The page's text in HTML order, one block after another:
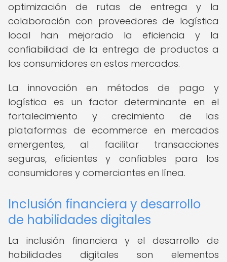
optimización de rutas de entrega y la
colaboración con proveedores de logística
local han mejorado la eficiencia y la
confiabilidad de la entrega de productos a
los consumidores en estos mercados.
La innovación en métodos de pago y
logística es un factor determinante en el
fortalecimiento y crecimiento de las
plataformas de ecommerce en mercados
emergentes, al facilitar transacciones
seguras, eficientes y confiables para los
consumidores y comerciantes en línea.
Inclusión financiera y desarrollo
de habilidades digitales
La inclusión financiera y el desarrollo de
habilidades digitales son elementos